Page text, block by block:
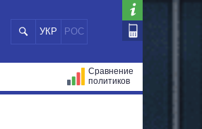
УКР РОС
Сравнение
политиков